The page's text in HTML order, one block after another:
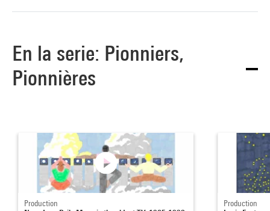
En la serie: Pionniers,
Pionnières
Production Production